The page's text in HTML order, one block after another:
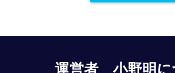
運営者 小野明に